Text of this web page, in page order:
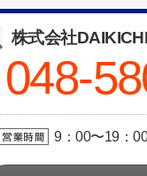
株式会社
048-
9：00〜19：